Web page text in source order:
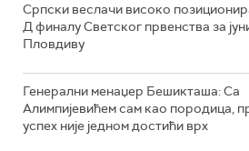
Српски веслачи високо
Д финалу Светског првенства за
Пловдиву
Генерални менаџер Бешикташа: Са
Алимпијевићем сам као породица,
успех није једном достићи врх